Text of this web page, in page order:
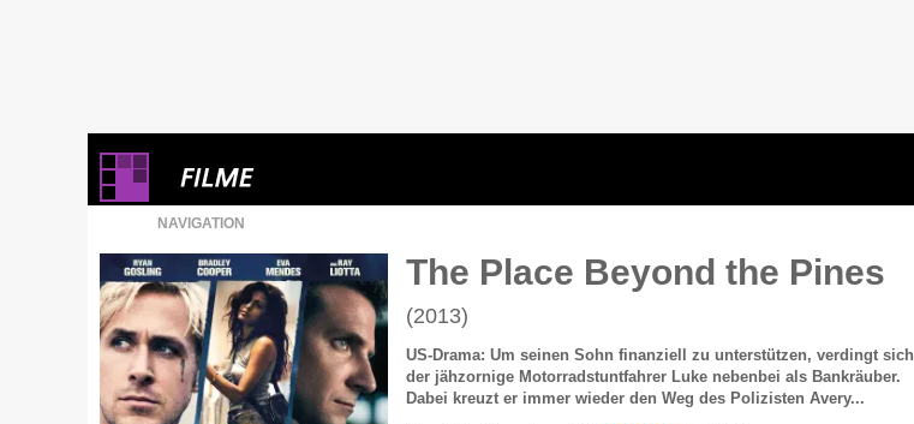
NAVIGATION
The Place Beyond the Pines
(2013)
US-Drama: Um seinen Sohn finanziell zu unterstützen, verdingt sich
der jähzornige Motorradstuntfahrer Luke nebenbei als Bankräuber.
Dabei kreuzt er immer wieder den Weg des Polizisten Avery...